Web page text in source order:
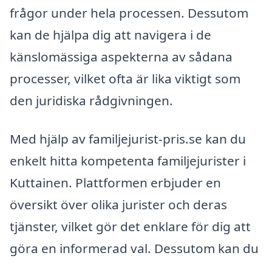
frågor under hela processen. Dessutom
kan de hjälpa dig att navigera i de
känslomässiga aspekterna av sådana
processer, vilket ofta är lika viktigt som
den juridiska rådgivningen.
Med hjälp av familjejurist-pris.se kan du
enkelt hitta kompetenta familjejurister i
Kuttainen. Plattformen erbjuder en
översikt över olika jurister och deras
tjänster, vilket gör det enklare för dig att
göra en informerad val. Dessutom kan du